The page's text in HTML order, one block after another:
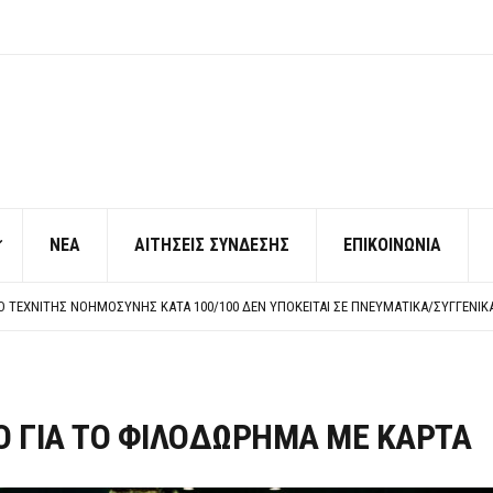
ΝΕΑ ΑΙΤΗΣΕΙΣ ΣΥΝΔΕΣΗΣ ΕΠΙΚΟΙΝΩΝΙΑ
ΧΩΡΊΣ ΤΟ ΑΠΟΔΕΙΚΤΙΚΌ ΥΠΟΒΟΛΉΣ ΓΝΩΣΤΟΠΟΊΗΣΗΣ
ΓΙΑ ΤΟ ΦΙΛΟΔΩΡΗΜΑ ΜΕ ΚΑΡΤΑ